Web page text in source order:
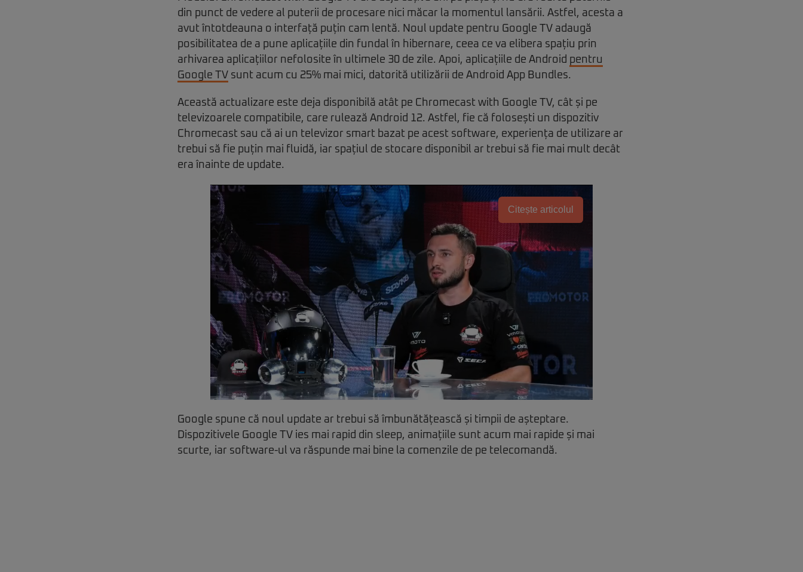
din punct de vedere al puterii de procesare nici măcar la momentul lansării. Astfel, acesta a
avut întotdeauna o interfață puțin cam lentă. Noul update pentru Google TV adaugă
posibilitatea de a pune aplicațiile din fundal în hibernare, ceea ce va elibera spațiu prin
arhivarea aplicațiilor nefolosite în ultimele 30 de zile. Apoi, aplicațiile de Android pentru
Google TV sunt acum cu 25% mai mici, datorită utilizării de Android App Bundles.
Această actualizare este deja disponibilă atât pe Chromecast with Google TV, cât și pe
televizoarele compatibile, care rulează Android 12. Astfel, fie că folosești un dispozitiv
Chromecast sau că ai un televizor smart bazat pe acest software, experiența de utilizare ar
trebui să fie puțin mai fluidă, iar spațiul de stocare disponibil ar trebui să fie mai mult decât
era înainte de update.
Citește articolul
Google spune că noul update ar trebui să îmbunătățească și timpii de așteptare.
Dispozitivele Google TV ies mai rapid din sleep, animațiile sunt acum mai rapide și mai
scurte, iar software-ul va răspunde mai bine la comenzile de pe telecomandă.